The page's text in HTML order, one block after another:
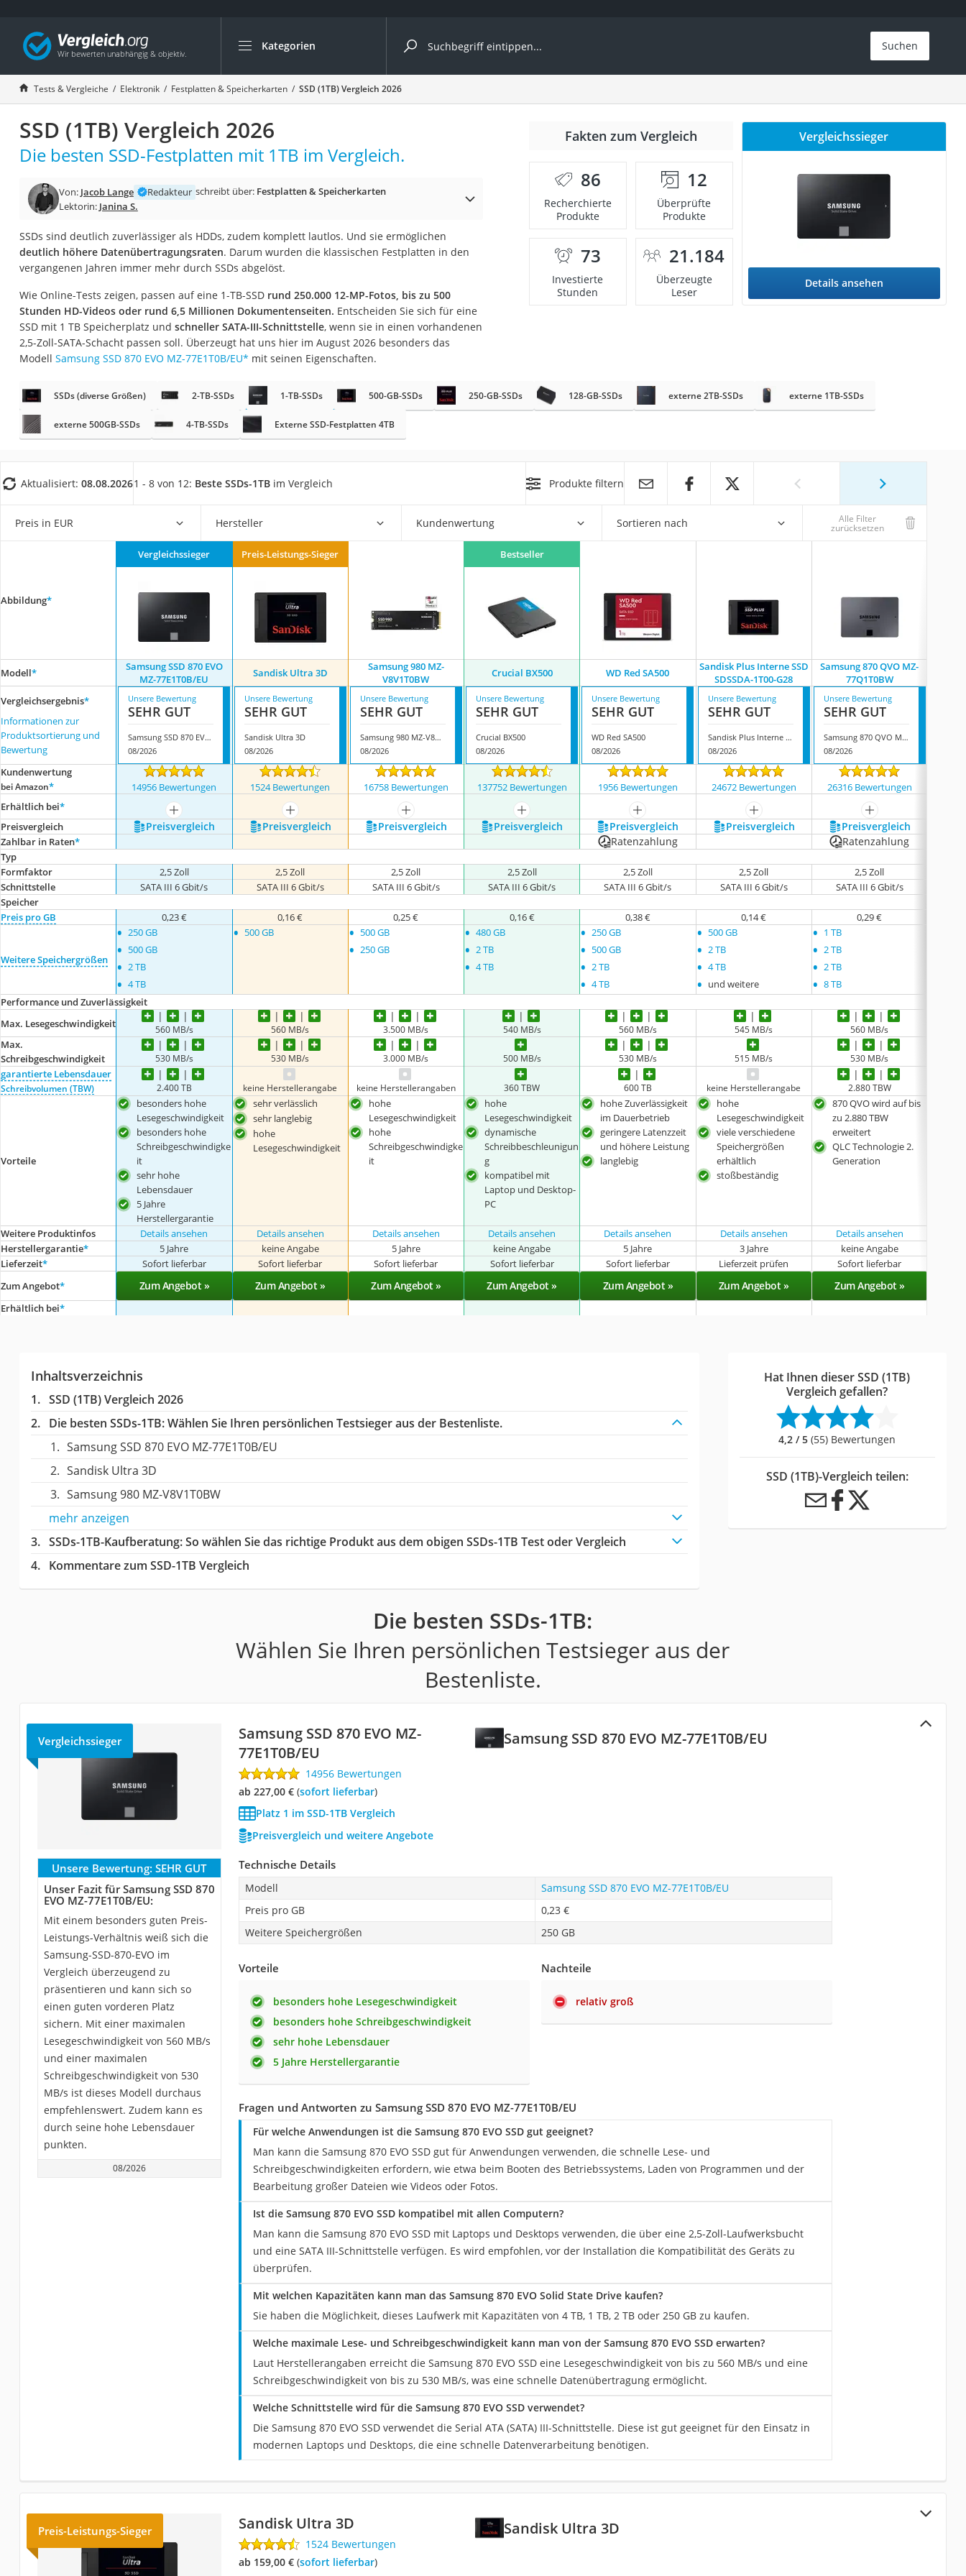
Kategorien
Die beliebtesten Vergleiche nach Kategorie
Elektronik
Powerstation
Monitor 32 Zoll 4K
Fernseher
Desktop-PC
Diascanner
Laser-Multifunktionsdrucker
Powerstation mit Solarpanel
Gaming-PC
Soundbar
Satellitenschüssel
Gaming-Headset
Ladekabel Typ 2 Schuko
Lichtwecker
Acer Aspire
Service
Suchen
Tests & Vergleiche Elektronik Festplatten & Speicherkarten SSD (1TB) Vergleich 2026
SSD (1TB) Vergleich 2026
Die besten SSD-Festplatten mit 1TB im Vergleich.
Von: Jacob Lange Redakteur schreibt über: Festplatten & Speicherkarten
Lektorin: Janina S.
SSDs sind deutlich zuverlässiger als HDDs, zudem komplett lautlos. Und sie ermöglichen
deutlich höhere Datenübertragungsraten. Darum wurden die klassischen Festplatten in den
vergangenen Jahren immer mehr durch SSDs abgelöst.
Wie Online-Tests zeigen, passen auf eine 1-TB-SSD rund 250.000 12-MP-Fotos, bis zu 500
Stunden HD-Videos oder rund 6,5 Millionen Dokumentenseiten. Entscheiden Sie sich für eine
SSD mit 1 TB Speicherplatz und schneller SATA-III-Schnittstelle, wenn sie in einen vorhandenen
2,5-Zoll-SATA-Schacht passen soll. Überzeugt hat uns hier im August 2026 besonders das
Modell Samsung SSD 870 EVO MZ-77E1T0B/EU* mit seinen Eigenschaften.
Fakten zum Vergleich
86
Recherchierte
Produkte
12
Überprüfte
Produkte
73
Investierte
Stunden
21.184
Überzeugte
Leser
Vergleichssieger
Details ansehen
SSDs (diverse Größen) 2-TB-SSDs 1-TB-SSDs 500-GB-SSDs 250-GB-SSDs 128-GB-SSDs externe 2TB-SSDs externe 1TB-SSDs
externe 500GB-SSDs 4-TB-SSDs Externe SSD-Festplatten 4TB
Aktualisiert: 08.08.20261 - 8 von 12: Beste SSDs-1TB im Vergleich Produkte filtern
Preis in EUR Hersteller Kundenwertung Sortieren nach Alle Filter
zurücksetzen
Abbildung*
Vergleichssieger Preis-Leistungs-Sieger Bestseller
Modell*
Samsung SSD 870 EVO
MZ-77E1T0B/EU
Sandisk Ultra 3D
Samsung 980 MZ-
V8V1T0BW
Crucial BX500 WD Red SA500
Sandisk Plus Interne SSD
‎SDSSDA-1T00-G28
Samsung 870 QVO MZ-
77Q1T0BW
Vergleichsergebnis*
Informationen zur
Produktsortierung und
Bewertung
Unsere Bewertung
SEHR GUT
Samsung SSD 870 EVO MZ-77E1T0B/EU
08/2026
Unsere Bewertung
SEHR GUT
Sandisk Ultra 3D
08/2026
Unsere Bewertung
SEHR GUT
Samsung 980 MZ-V8V1T0BW
08/2026
Unsere Bewertung
SEHR GUT
Crucial BX500
08/2026
Unsere Bewertung
SEHR GUT
WD Red SA500
08/2026
Unsere Bewertung
SEHR GUT
Sandisk Plus Interne SSD ‎SDSSDA-1T00-G28
08/2026
Unsere Bewertung
SEHR GUT
Samsung 870 QVO MZ-77Q1T0BW
08/2026
Kundenwertung
bei Amazon* 14956 Bewertungen 1524 Bewertungen 16758 Bewertungen 137752 Bewertungen 1956 Bewertungen 24672 Bewertungen 26316 Bewertungen
Erhältlich bei*
mehr anzeigen mehr anzeigen mehr anzeigen mehr anzeigen mehr anzeigen mehr anzeigen
mehr anzeigen
Preis­vergleich
Preis­vergleich Preis­vergleich Preis­vergleich Preis­vergleich Preis­vergleich Preis­vergleich Preis­vergleich
Zahlbar in Raten* Ratenzahlung Ratenzahlung
Typ
Formfaktor
2,5 Zoll 2,5 Zoll 2,5 Zoll 2,5 Zoll 2,5 Zoll 2,5 Zoll
2,5 Zoll
Schnittstelle
SATA III 6 Gbit/s SATA III 6 Gbit/s SATA III 6 Gbit/s SATA III 6 Gbit/s SATA III 6 Gbit/s SATA III 6 Gbit/s SATA III 6 Gbit/s
Speicher
Preis pro GB
0,23 € 0,16 € 0,25 € 0,16 € 0,38 € 0,14 € 0,29 €
Weitere Speichergrößen
• 250 GB
• 500 GB
• 2 TB
• 4 TB
• 500 GB • 500 GB
• 250 GB
• 480 GB
• 2 TB
• 4 TB
• 250 GB
• 500 GB
• 2 TB
• 4 TB
• 500 GB
• 2 TB
• 4 TB
• und weitere
• 1 TB
• 2 TB
• 2 TB
• 8 TB
Performance und Zuverlässigkeit
Max. Lesegeschwindigkeit
560 MB/s 560 MB/s 3.500 MB/s 540 MB/s 560 MB/s 545 MB/s 560 MB/s
Max.
Schreibgeschwindigkeit
530 MB/s 530 MB/s 3.000 MB/s 500 MB/s 530 MB/s 515 MB/s 530 MB/s
garantierte Lebensdauer
Schreibvolumen (TBW) 2.400 TB keine Herstellerangabe keine Herstellerangaben 360 TBW 600 TB keine Herstellerangabe 2.880 TBW
Vorteile
besonders hohe
Lesegeschwindigkeit
besonders hohe
Schreibgeschwindigke
it
sehr hohe
Lebensdauer
5 Jahre
Herstellergarantie
sehr verlässlich
sehr langlebig
hohe
Lesegeschwindigkeit
hohe
Lesegeschwindigkeit
hohe
Schreibgeschwindigke
it
hohe
Lesegeschwindigkeit
dynamische
Schreibbeschleunigun
g
kompatibel mit
Laptop und Desktop-
PC
hohe Zuverlässigkeit
im Dauerbetrieb
geringere Latenzzeit
und höhere Leistung
langlebig
hohe
Lesegeschwindigkeit
viele verschiedene
Speichergrößen
erhältlich
stoßbeständig
870 QVO wird auf bis
zu 2.880 TBW
erweitert
QLC Technologie 2.
Generation
Weitere Produktinfos Details ansehen Details ansehen Details ansehen Details ansehen Details ansehen Details ansehen Details ansehen
Herstellergarantie* 5 Jahre keine Angabe 5 Jahre keine Angabe 5 Jahre 3 Jahre keine Angabe
Lieferzeit* Sofort lieferbar Sofort lieferbar Sofort lieferbar Sofort lieferbar Sofort lieferbar Lieferzeit prüfen Sofort lieferbar
Zum Angebot* Zum Angebot » Zum Angebot » Zum Angebot » Zum Angebot » Zum Angebot » Zum Angebot » Zum Angebot »
Erhältlich bei*
Inhaltsverzeichnis
SSD (1TB) Vergleich 2026
Die besten SSDs-1TB:Wählen Sie Ihren persönlichen Testsieger aus der Bestenliste.
Samsung SSD 870 EVO MZ-77E1T0B/EU
Sandisk Ultra 3D
Samsung 980 MZ-V8V1T0BW
mehr anzeigen
SSDs-1TB-Kaufberatung: So wählen Sie das richtige Produkt aus dem obigen SSDs-1TB Test oder Vergleich
Kommentare zum SSD-1TB Vergleich
Hat Ihnen dieser SSD (1TB)
Vergleich gefallen?
4,2 / 5 (55) Bewertungen
SSD (1TB)-Vergleich teilen:
Die besten SSDs-1TB:
Wählen Sie Ihren persönlichen Testsieger aus der
Bestenliste.
Samsung SSD 870 EVO MZ-77E1T0B/EU
Vergleichssieger
Samsung SSD 870 EVO MZ-
77E1T0B/EU
14956 Bewertungen
ab 227,00 €( Sofort lieferbar)
Platz 1 im SSD-1TB Vergleich
Preisvergleich und weitere Angebote
Unsere Bewertung: SEHR GUT
Unser Fazit für Samsung SSD 870
EVO MZ-77E1T0B/EU:
Mit einem besonders guten Preis-
Leistungs-Verhältnis weiß sich die
Samsung-SSD-870-EVO im
Vergleich überzeugend zu
präsentieren und kann sich so
einen guten vorderen Platz
sichern. Mit einer maximalen
Lesegeschwindigkeit von 560 MB/s
und einer maximalen
Schreibgeschwindigkeit von 530
MB/s ist dieses Modell durchaus
empfehlenswert. Zudem kann es
durch seine hohe Lebensdauer
punkten.
08/2026
Technische Details
Modell
Samsung SSD 870 EVO MZ-77E1T0B/EU
Preis pro GB
0,23 €
Weitere Speichergrößen
250 GB
Vorteile
besonders hohe Lesegeschwindigkeit
besonders hohe Schreibgeschwindigkeit
sehr hohe Lebensdauer
5 Jahre Herstellergarantie
Nachteile
relativ groß
Fragen und Antworten zu Samsung SSD 870 EVO MZ-77E1T0B/EU
Für welche Anwendungen ist die Samsung 870 EVO SSD gut geeignet?
Man kann die Samsung 870 EVO SSD gut für Anwendungen verwenden, die schnelle Lese- und
Schreibgeschwindigkeiten erfordern, wie etwa beim Booten des Betriebssystems, Laden von Programmen und der
Bearbeitung großer Dateien wie Videos oder Fotos.
Ist die Samsung 870 EVO SSD kompatibel mit allen Computern?
Man kann die Samsung 870 EVO SSD mit Laptops und Desktops verwenden, die über eine 2,5-Zoll-Laufwerksbucht
und eine SATA III-Schnittstelle verfügen. Es wird empfohlen, vor der Installation die Kompatibilität des Geräts zu
überprüfen.
Mit welchen Kapazitäten kann man das Samsung 870 EVO Solid State Drive kaufen?
Sie haben die Möglichkeit, dieses Laufwerk mit Kapazitäten von 4 TB, 1 TB, 2 TB oder 250 GB zu kaufen.
Welche maximale Lese- und Schreibgeschwindigkeit kann man von der Samsung 870 EVO SSD erwarten?
Laut Herstellerangaben erreicht die Samsung 870 EVO SSD eine Lesegeschwindigkeit von bis zu 560 MB/s und eine
Schreibgeschwindigkeit von bis zu 530 MB/s, was eine schnelle Datenübertragung ermöglicht.
Welche Schnittstelle wird für die Samsung 870 EVO SSD verwendet?
Die Samsung 870 EVO SSD verwendet die Serial ATA (SATA) III-Schnittstelle. Diese ist gut geeignet für den Einsatz in
modernen Laptops und Desktops, die eine schnelle Datenverarbeitung benötigen.
Sandisk Ultra 3D
Preis-Leistungs-Sieger Sandisk Ultra 3D
1524 Bewertungen
ab 159,00 €( Sofort lieferbar)